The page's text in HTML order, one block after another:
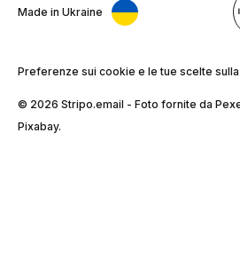
Made in Ukraine
Preferenze sui cookie e le tue scelte
© 2026 Stripо.email - Foto fornite da
Pixabay.